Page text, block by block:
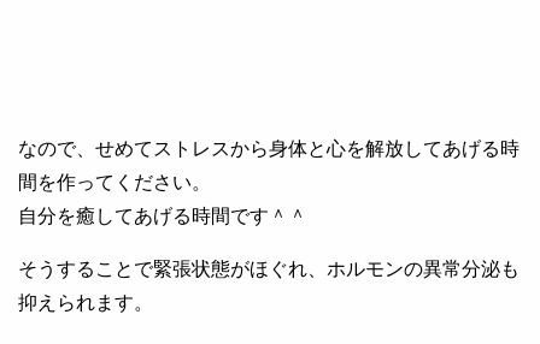
なので、せめてストレスから身体と心を解放してあげる時
間を作ってください。
自分を癒してあげる時間です＾＾
そうすることで緊張状態がほぐれ、ホルモンの異常分泌も
抑えられます。